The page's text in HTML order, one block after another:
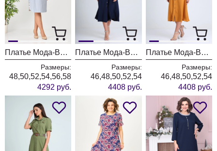
Платье Мода-Версаль 2393 синий полоска
Размеры:
48,50,52,54,56,58
4292 руб.
Платье Мода-Версаль 2298/темно-синий
Размеры:
46,48,50,52,54
4408 руб.
Платье Мода-Версаль 2298/горчица
Размеры:
46,48,50,52,54
4408 руб.